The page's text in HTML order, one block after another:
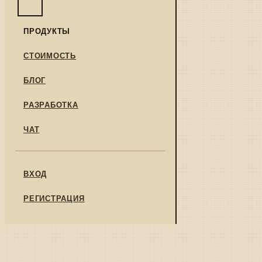
ПРОДУКТЫ
СТОИМОСТЬ
БЛОГ
РАЗРАБОТКА
ЧАТ
ВХОД
РЕГИСТРАЦИЯ